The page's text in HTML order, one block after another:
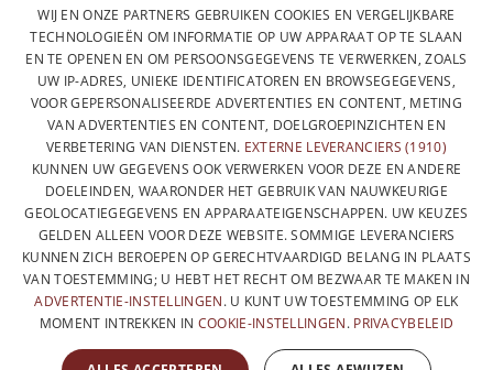
PRIVACYBELEID
ALGEMENE VERKOOPVOORWAARDEN
SITEMAP
FRENCH
DUTCH
ENGLISH
WIJ EN ONZE PARTNERS GEBRUIKEN COOKIES EN VERGELIJKBARE
TECHNOLOGIEËN OM INFORMATIE OP UW APPARAAT OP TE SLAAN
EN TE OPENEN EN OM PERSOONSGEGEVENS TE VERWERKEN, ZOALS
UW IP-ADRES, UNIEKE IDENTIFICATOREN EN BROWSEGEGEVENS,
VOOR GEPERSONALISEERDE ADVERTENTIES EN CONTENT, METING
VAN ADVERTENTIES EN CONTENT, DOELGROEPINZICHTEN EN
VERBETERING VAN DIENSTEN. EXTERNE LEVERANCIERS (1910)
KUNNEN UW GEGEVENS OOK VERWERKEN VOOR DEZE EN ANDERE
DOELEINDEN, WAARONDER HET GEBRUIK VAN NAUWKEURIGE
GEOLOCATIEGEGEVENS EN APPARAATEIGENSCHAPPEN. UW KEUZES
GELDEN ALLEEN VOOR DEZE WEBSITE. SOMMIGE LEVERANCIERS
KUNNEN ZICH BEROEPEN OP GERECHTVAARDIGD BELANG IN PLAATS
VAN TOESTEMMING; U HEBT HET RECHT OM BEZWAAR TE MAKEN IN
ADVERTENTIE-INSTELLINGEN. U KUNT UW TOESTEMMING OP ELK
MOMENT INTREKKEN IN COOKIE-INSTELLINGEN. PRIVACYBELEID